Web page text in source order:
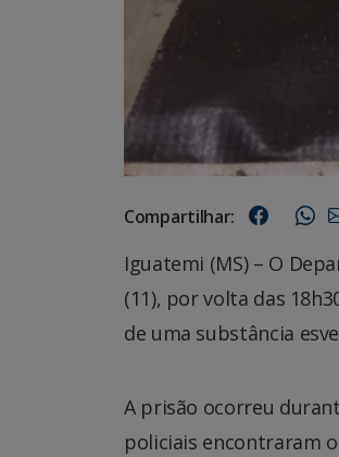
Compartilhar:
Iguatemi (MS) – O
(11), por volta das
de uma substância
A prisão ocorreu
policiais encontraram